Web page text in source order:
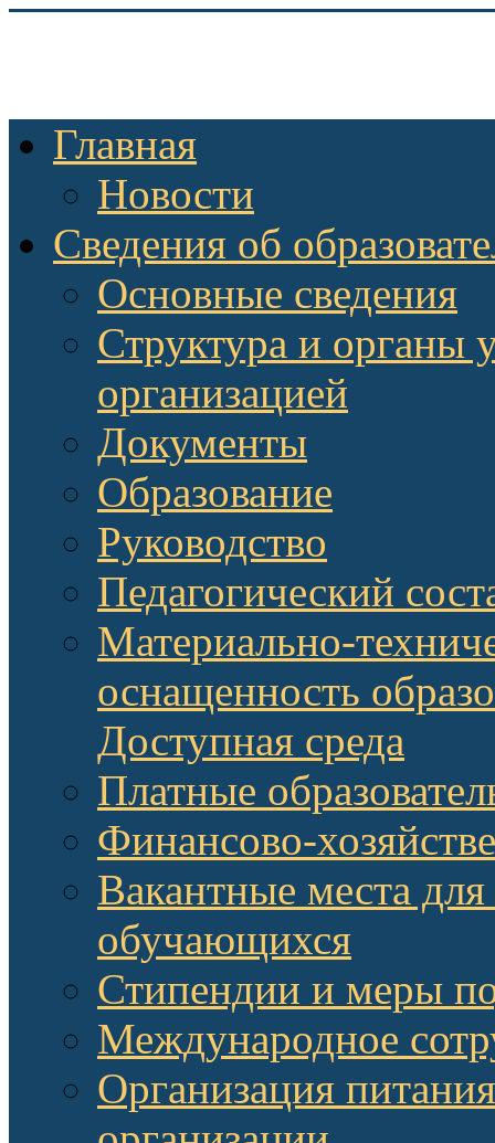
Главная
Новости
Сведения об
Основные сведения
Структура и органы
организацией
Документы
Образование
Руководство
Педагогический
Материально-
оснащенность
Доступная среда
Платные
Финансово-
Вакантные места
обучающихся
Стипендии и меры
Международное
Организация